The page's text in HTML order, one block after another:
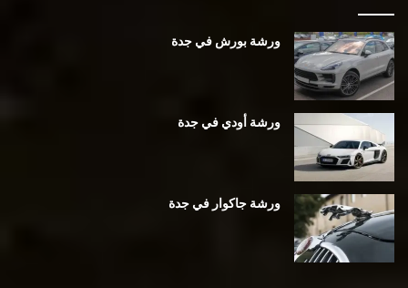
ورشة بورش في جدة
ورشة أودي في جدة
ورشة جاكوار في جدة